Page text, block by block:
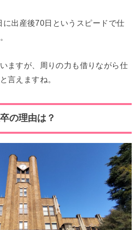
出産後70日というスピードで仕
ますが、周りの力も借りながら仕
言えますね。
の理由は？